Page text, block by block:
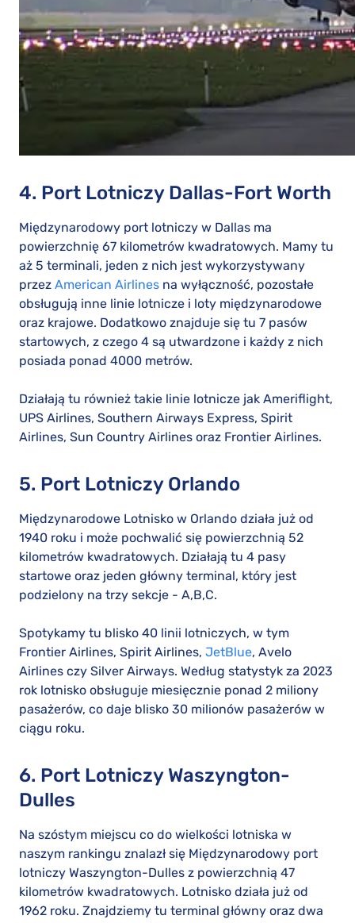
4. Port Lotniczy Dallas-Fort Worth
Międzynarodowy port lotniczy w Dallas ma
powierzchnię 67 kilometrów kwadratowych. Mamy tu
aż 5 terminali, jeden z nich jest wykorzystywany
przez American Airlines na wyłączność, pozostałe
obsługują inne linie lotnicze i loty międzynarodowe
oraz krajowe. Dodatkowo znajduje się tu 7 pasów
startowych, z czego 4 są utwardzone i każdy z nich
posiada ponad 4000 metrów.
Działają tu również takie linie lotnicze jak Ameriflight,
UPS Airlines, Southern Airways Express, Spirit
Airlines, Sun Country Airlines oraz Frontier Airlines.
5. Port Lotniczy Orlando
Międzynarodowe Lotnisko w Orlando działa już od
1940 roku i może pochwalić się powierzchnią 52
kilometrów kwadratowych. Działają tu 4 pasy
startowe oraz jeden główny terminal, który jest
podzielony na trzy sekcje - A,B,C.
Spotykamy tu blisko 40 linii lotniczych, w tym
Frontier Airlines, Spirit Airlines, JetBlue, Avelo
Airlines czy Silver Airways. Według statystyk za 2023
rok lotnisko obsługuje miesięcznie ponad 2 miliony
pasażerów, co daje blisko 30 milionów pasażerów w
ciągu roku.
6. Port Lotniczy Waszyngton-
Dulles
Na szóstym miejscu co do wielkości lotniska w
naszym rankingu znalazł się Międzynarodowy port
lotniczy Waszyngton-Dulles z powierzchnią 47
kilometrów kwadratowych. Lotnisko działa już od
1962 roku. Znajdziemy tu terminal główny oraz dwa